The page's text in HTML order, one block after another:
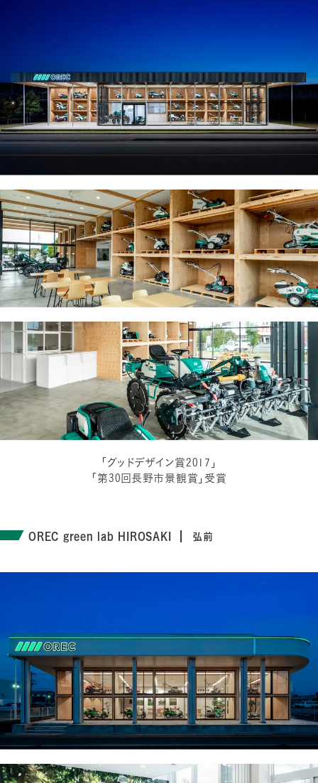
「グッドデザイン賞2017」
「第30回長野市景観賞」受賞
OREC green lab HIROSAKI 弘前